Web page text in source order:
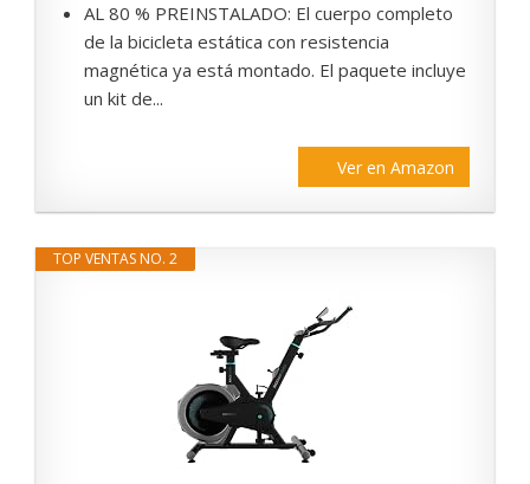
AL 80 % PREINSTALADO: El cuerpo completo
de la bicicleta estática con resistencia
magnética ya está montado. El paquete incluye
un kit de...
Ver en Amazon
TOP VENTAS NO. 2